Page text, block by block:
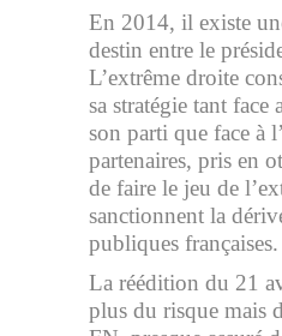
En 2014, il existe
destin entre le
L’extrême droite
sa stratégie tant face
son parti que face à
partenaires, pris en
de faire le jeu de
sanctionnent la
publiques françaises.
La réédition du 21
plus du risque mais